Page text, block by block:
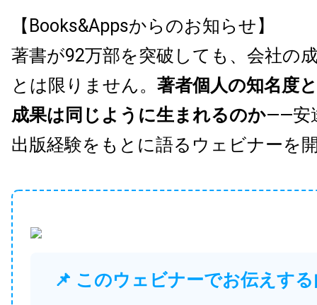
【Books&Appsからのお知らせ】
著書が92万部を突破しても、会社の
とは限りません。 著者個人の知名度
成果は同じように生まれるのか——安
出版経験をもとに語るウェビナーを
📌 このウェビナーでお伝えす